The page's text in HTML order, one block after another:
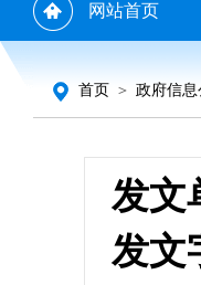
网站首页
首页 ＞ 政府信息
发文
发文